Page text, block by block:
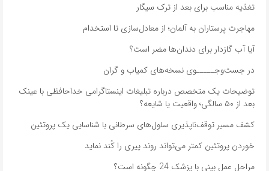
تغذیه مناسب برای بعد از ترک سیگار
مهاجرت پرستاران به آلمان؛ از معادل‌سازی تا استخدام
آیا آب گازدار برای دندان‌ها مضر است؟
در جست‌وجـــــوی نسخه‌های کمیاب و گران
توضیحات یک متخصص درباره تبلیغات اینستاگرامی خداحافظی با عینک
بعد از ۵۰ سالگی؛ واقعیت یا شایعه؟
کشف مسیر توقف‌ناپذیری سلول‌های سرطانی با شناسایی یک پروتئین
خوردن پروتئین کمتر می‌تواند روند پیری را کُند نماید
مراحل عمل بینی با پزشک 24 چگونه است؟